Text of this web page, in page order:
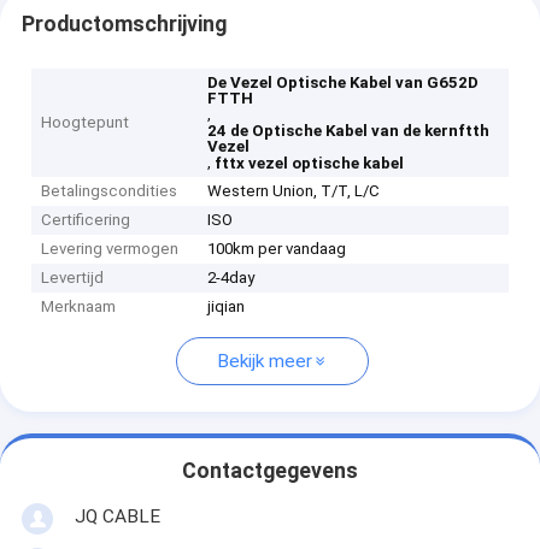
Productomschrijving
Hoogtepunt
De Vezel Optische Kabel van G652D
FTTH
,
24 de Optische Kabel van de kernftth
Vezel
, fttx vezel optische kabel
Betalingscondities
Western Union, T/T, L/C
Certificering
ISO
Levering vermogen
100km per vandaag
Levertijd
2-4day
Merknaam
jiqian
Bekijk meer
Contactgegevens
JQ CABLE